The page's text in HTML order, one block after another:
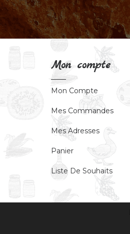
Mon compte
Mon Compte
Mes Commandes
Mes Adresses
Panier
Liste De Souhaits